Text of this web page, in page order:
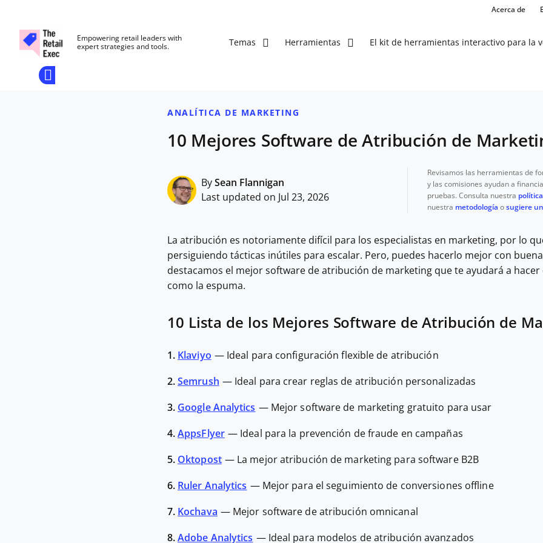
Skip to main content
Acerca de
Empowering retail leaders with
expert strategies and tools.
Temas Herramientas El kit de herramientas interactivo para la
Add as a
ANALÍTICA DE MARKETING
10 Mejores Software de Atribución de
By Sean Flannigan
Last updated on Jul 23, 2026
Revisamos las herramientas de
y las comisiones ayudan a
pruebas. Consulta nuestra política
nuestra metodología o sugiere
La atribución es notoriamente difícil para los especialistas en marketing, por lo
persiguiendo tácticas inútiles para escalar. Pero, puedes hacerlo mejor con
destacamos el mejor software de atribución de marketing que te ayudará a
como la espuma.
10 Lista de los Mejores Software de Atribución de
1. Klaviyo — Ideal para configuración flexible de atribución
2. Semrush — Ideal para crear reglas de atribución personalizadas
3. Google Analytics — Mejor software de marketing gratuito para usar
4. AppsFlyer — Ideal para la prevención de fraude en campañas
5. Oktopost — La mejor atribución de marketing para software B2B
6. Ruler Analytics — Mejor para el seguimiento de conversiones offline
7. Kochava — Mejor software de atribución omnicanal
8. Adobe Analytics — Ideal para modelos de atribución avanzados